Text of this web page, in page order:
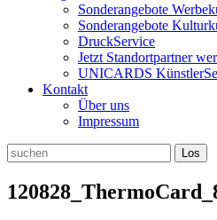
Sonderangebote
Sonderangebote
DruckService
Jetzt Standortpartner
UNICARDS
Kontakt
Über uns
Impressum